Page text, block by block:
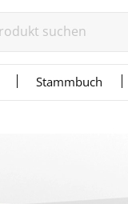
Stammbuch